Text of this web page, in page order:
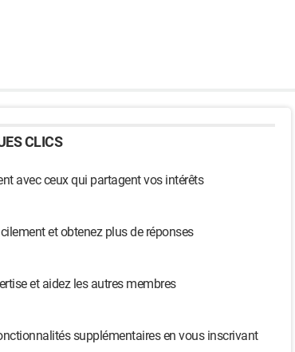
CLICS
avec ceux qui partagent vos intérêts
et obtenez plus de réponses
et aidez les autres membres
supplémentaires en vous inscrivant